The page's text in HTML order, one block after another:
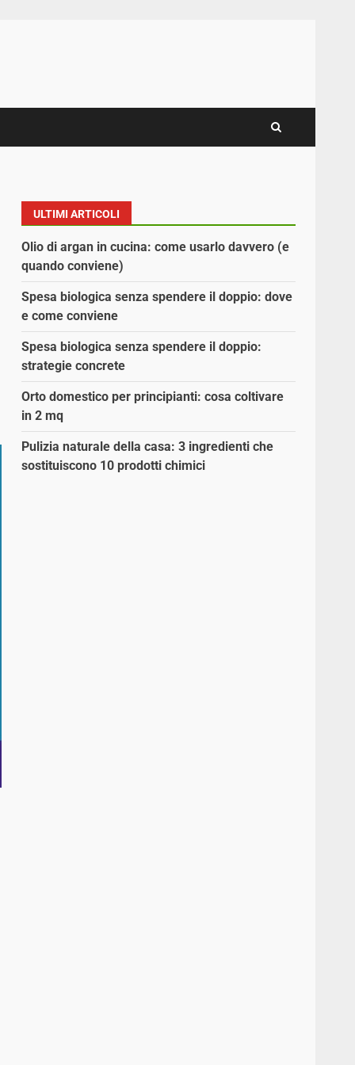
ULTIMI ARTICOLI
Olio di argan in cucina: come usarlo davvero (e
quando conviene)
Spesa biologica senza spendere il doppio: dove
e come conviene
Spesa biologica senza spendere il doppio:
strategie concrete
Orto domestico per principianti: cosa coltivare
in 2 mq
Pulizia naturale della casa: 3 ingredienti che
sostituiscono 10 prodotti chimici